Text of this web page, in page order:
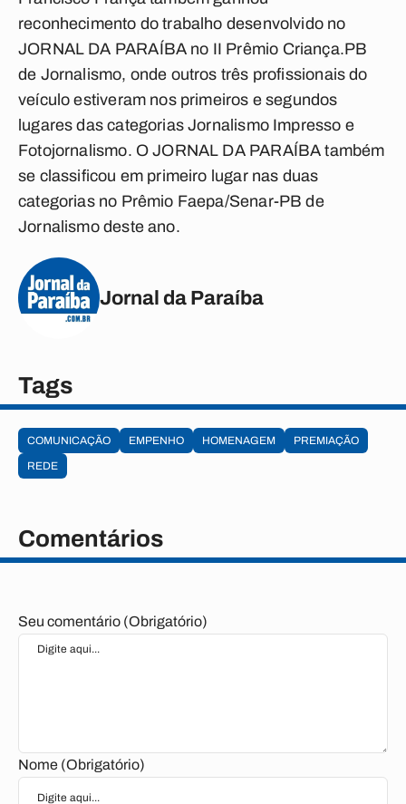
reconhecimento do trabalho desenvolvido no
JORNAL DA PARAÍBA no II Prêmio Criança.PB
de Jornalismo, onde outros três profissionais do
veículo estiveram nos primeiros e segundos
lugares das categorias Jornalismo Impresso e
Fotojornalismo. O JORNAL DA PARAÍBA também
se classificou em primeiro lugar nas duas
categorias no Prêmio Faepa/Senar-PB de
Jornalismo deste ano.
Jornal da Paraíba
Tags
COMUNICAÇÃO EMPENHO HOMENAGEM
PREMIAÇÃO
REDE
Comentários
Seu comentário (Obrigatório)
Nome (Obrigatório)